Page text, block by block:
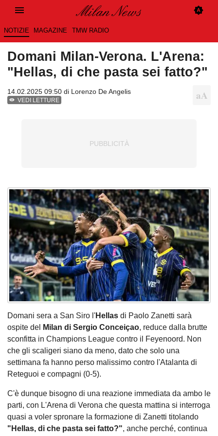
NOTIZIE MAGAZINE TMW RADIO
Domani Milan-Verona. L'Arena:
"Hellas, di che pasta sei fatto?"
14.02.2025 09:50 di Lorenzo De Angelis
VEDI LETTURE
Domani sera a San Siro l'Hellas di Paolo Zanetti sarà
ospite del
Milan di Sergio Conceiçao, reduce dalla brutte
sconfitta in Champions League contro il Feyenoord. Non
che gli scaligeri siano da meno, dato che solo una
settimana fa hanno perso malissimo contro l'Atalanta di
Reteguoi e compagni (0-5).
C'è dunque bisogno di una reazione immediata da ambo le
parti, con L'Arena di Verona che questa mattina si interroga
quasi a voler spronare la formazione di Zanetti titolando
"Hellas, di che pasta sei fatto?", anche perché, continua